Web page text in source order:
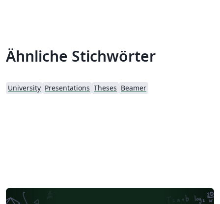
Ähnliche Stichwörter
University Presentations Theses Beamer